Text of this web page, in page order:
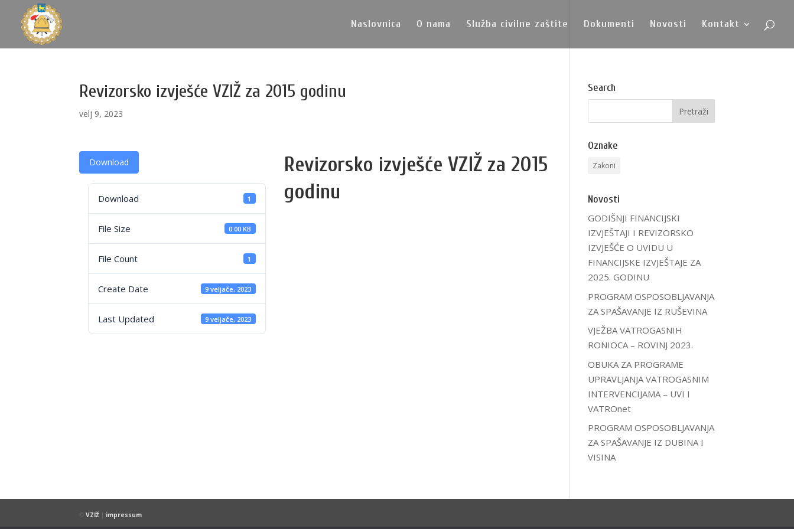
Naslovnica O nama Služba civilne zaštite Dokumenti Novosti Kontakt
Revizorsko izvješće VZIŽ za 2015 godinu
velj 9, 2023
Download
Download 1
File Size 0.00 KB
File Count 1
Create Date 9 veljače, 2023
Last Updated 9 veljače, 2023
Revizorsko izvješće VZIŽ za 2015
godinu
Search
Oznake
Zakoni
Novosti
GODIŠNJI FINANCIJSKI
IZVJEŠTAJI I REVIZORSKO
IZVJEŠĆE O UVIDU U
FINANCIJSKE IZVJEŠTAJE ZA
2025. GODINU
PROGRAM OSPOSOBLJAVANJA
ZA SPAŠAVANJE IZ RUŠEVINA
VJEŽBA VATROGASNIH
RONIOCA – ROVINJ 2023.
OBUKA ZA PROGRAME
UPRAVLJANJA VATROGASNIM
INTERVENCIJAMA – UVI I
VATROnet
PROGRAM OSPOSOBLJAVANJA
ZA SPAŠAVANJE IZ DUBINA I
VISINA
©VZIŽ impressum